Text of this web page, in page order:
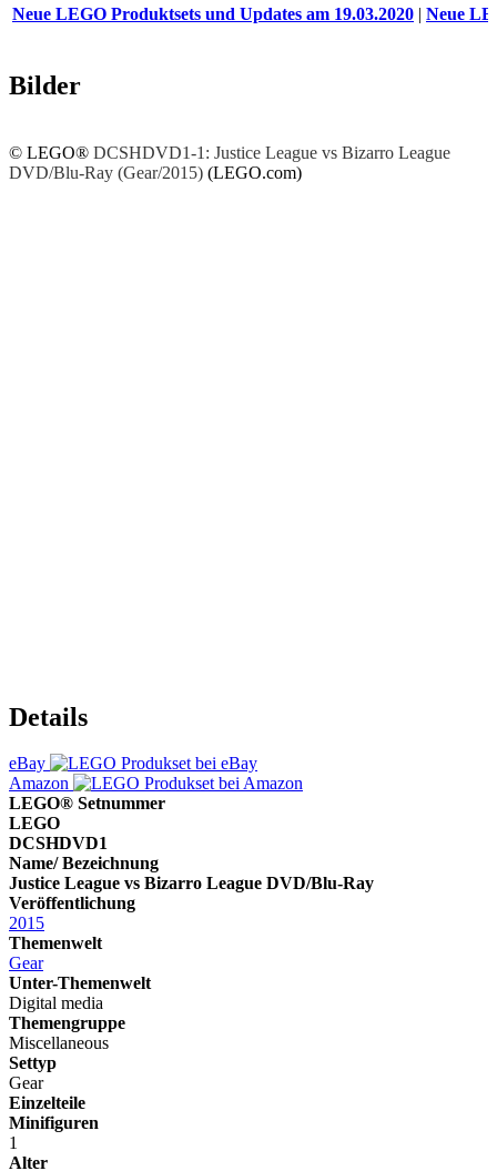
LEGO Produktsets und Updates am 19.03.2020|Neue LEGO
Bilder
© LEGO® DCSHDVD1-1: Justice League vs Bizarro League
DVD/Blu-Ray (Gear/2015) (LEGO.com)
Details
eBay
Amazon
LEGO® Setnummer
LEGO
DCSHDVD1
Name/ Bezeichnung
Justice League vs Bizarro League DVD/Blu-Ray
Veröffentlichung
2015
Themenwelt
Gear
Unter-Themenwelt
Digital media
Themengruppe
Miscellaneous
Settyp
Gear
Einzelteile
Minifiguren
1
Alter